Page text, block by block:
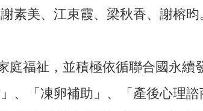
素美、江束霞、梁秋香、謝榕昀
庭福祉，並積極依循聯合國永續
、「凍卵補助」、「產後心理